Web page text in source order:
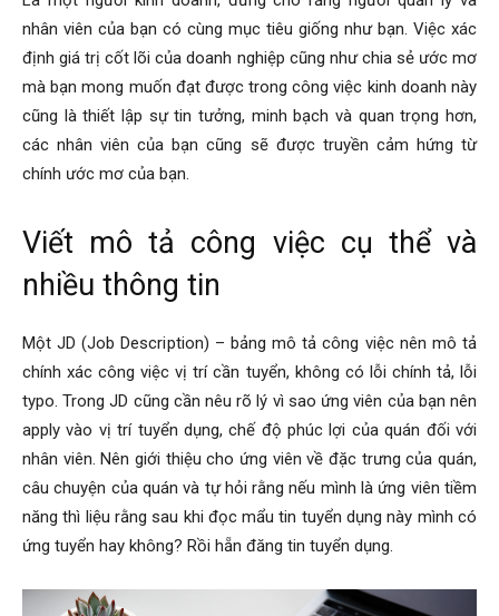
nhân viên của bạn có cùng mục tiêu giống như bạn. Việc xác
định giá trị cốt lõi của doanh nghiệp cũng như chia sẻ ước mơ
mà bạn mong muốn đạt được trong công việc kinh doanh này
cũng là thiết lập sự tin tưởng, minh bạch và quan trọng hơn,
các nhân viên của bạn cũng sẽ được truyền cảm hứng từ
chính ước mơ của bạn.
Viết mô tả công việc cụ thể và
nhiều thông tin
Một JD (Job Description) – bảng mô tả công việc nên mô tả
chính xác công việc vị trí cần tuyển, không có lỗi chính tả, lỗi
typo. Trong JD cũng cần nêu rõ lý vì sao ứng viên của bạn nên
apply vào vị trí tuyển dụng, chế độ phúc lợi của quán đối với
nhân viên. Nên giới thiệu cho ứng viên về đặc trưng của quán,
câu chuyện của quán và tự hỏi rằng nếu mình là ứng viên tiềm
năng thì liệu rằng sau khi đọc mẩu tin tuyển dụng này mình có
ứng tuyển hay không? Rồi hẵn đăng tin tuyển dụng.